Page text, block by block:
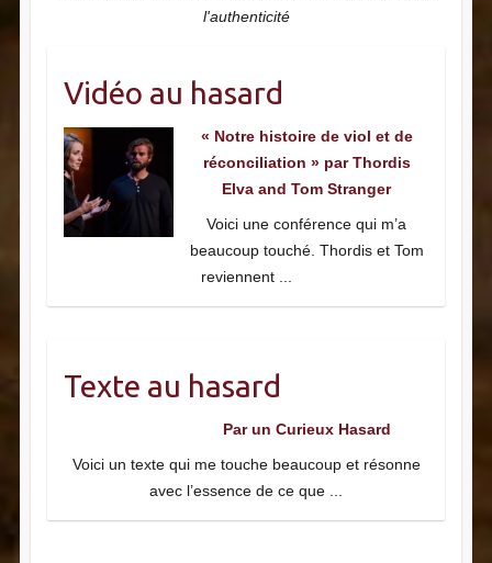
l'authenticité
Vidéo au hasard
« Notre histoire de viol et de
réconciliation » par Thordis
Elva and Tom Stranger
Voici une conférence qui m’a
beaucoup touché. Thordis et Tom
reviennent
Texte au hasard
Par un Curieux Hasard
Voici un texte qui me touche beaucoup et résonne
avec l’essence de ce que